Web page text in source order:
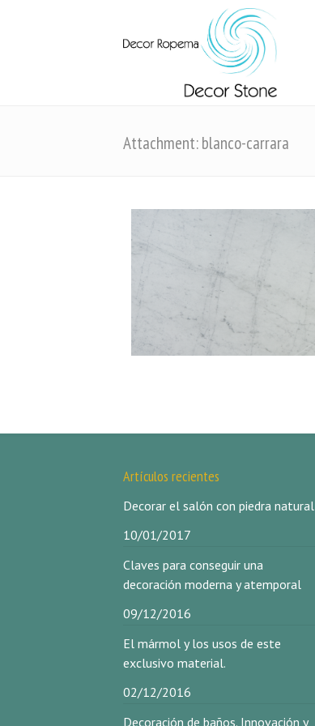
Attachment: blanco-carrara
Artículos recientes
Decorar el salón con piedra natural
10/01/2017
Claves para conseguir una
decoración moderna y atemporal
09/12/2016
El mármol y los usos de este
exclusivo material.
02/12/2016
Decoración de baños. Innovación y